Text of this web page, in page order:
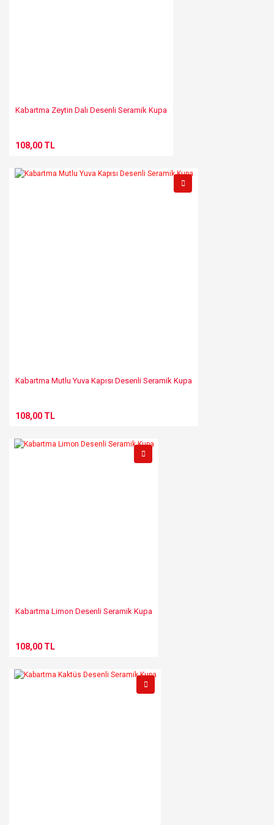
Kabartma Zeytin Dalı Desenli Seramik Kupa
108,00 TL
Kabartma Mutlu Yuva Kapısı Desenli Seramik Kupa
108,00 TL
Kabartma Limon Desenli Seramik Kupa
108,00 TL